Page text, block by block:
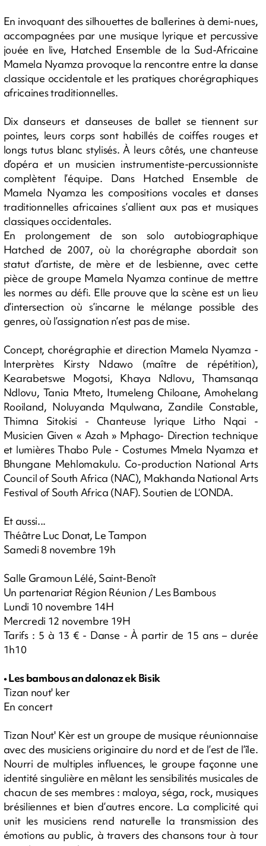
En invoquant des silhouettes de ballerines à demi-nues,
accompagnées par une musique lyrique et percussive
jouée en live, Hatched Ensemble de la Sud-Africaine
Mamela Nyamza provoque la rencontre entre la danse
classique occidentale et les pratiques chorégraphiques
africaines traditionnelles.
Dix danseurs et danseuses de ballet se tiennent sur
pointes, leurs corps sont habillés de coiffes rouges et
longs tutus blanc stylisés. À leurs côtés, une chanteuse
d’opéra et un musicien instrumentiste-percussionniste
complètent l’équipe. Dans Hatched Ensemble de
Mamela Nyamza les compositions vocales et danses
traditionnelles africaines s’allient aux pas et musiques
classiques occidentales.
En prolongement de son solo autobiographique
Hatched de 2007, où la chorégraphe abordait son
statut d’artiste, de mère et de lesbienne, avec cette
pièce de groupe Mamela Nyamza continue de mettre
les normes au défi. Elle prouve que la scène est un lieu
d’intersection où s’incarne le mélange possible des
genres, où l’assignation n’est pas de mise.
Concept, chorégraphie et direction Mamela Nyamza -
Interprètes Kirsty Ndawo (maître de répétition),
Kearabetswe Mogotsi, Khaya Ndlovu, Thamsanqa
Ndlovu, Tania Mteto, Itumeleng Chiloane, Amohelang
Rooiland, Noluyanda Mqulwana, Zandile Constable,
Thimna Sitokisi - Chanteuse lyrique Litho Nqai -
Musicien Given « Azah » Mphago- Direction technique
et lumières Thabo Pule - Costumes Mmela Nyamza et
Bhungane Mehlomakulu. Co-production National Arts
Council of South Africa (NAC), Makhanda National Arts
Festival of South Africa (NAF). Soutien de L‘ONDA.
Et aussi...
Théâtre Luc Donat, Le Tampon
Samedi 8 novembre 19h
Salle Gramoun Lélé, Saint-Benoît
Un partenariat Région Réunion / Les Bambous
Lundi 10 novembre 14H
Mercredi 12 novembre 19H
Tarifs : 5 à 13 € - Danse - À partir de 15 ans – durée
1h10
• Les bambous an dalonaz ek Bisik
Tizan nout' ker
En concert
Tizan Nout' Kèr est un groupe de musique réunionnaise
avec des musiciens originaire du nord et de l’est de l’île.
Nourri de multiples influences, le groupe façonne une
identité singulière en mêlant les sensibilités musicales de
chacun de ses membres : maloya, séga, rock, musiques
brésiliennes et bien d’autres encore. La complicité qui
unit les musiciens rend naturelle la transmission des
émotions au public, à travers des chansons tour à tour